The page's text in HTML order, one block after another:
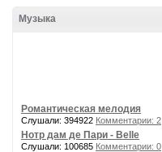
Музыка
Романтическая мелодия
Слушали: 394922 Комментарии: 2
Нотр дам де Пари - Belle
Слушали: 100685 Комментарии: 0